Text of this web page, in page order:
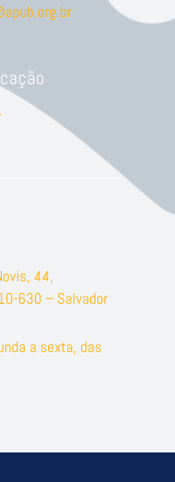
44,
630 – Salvador
a sexta, das